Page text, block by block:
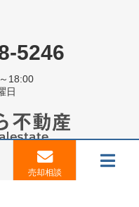
5246
18:00
日
動産
売却相談